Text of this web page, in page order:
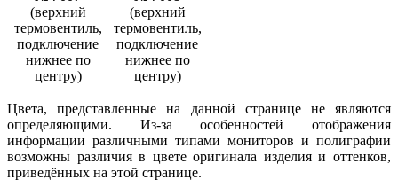
(верхний
термовентиль,
подключение
нижнее по
центру)
(верхний
термовентиль,
подключение
нижнее по
центру)
Цвета, представленные на данной странице не являются
определяющими. Из-за особенностей отображения
информации различными типами мониторов и полиграфии
возможны различия в цвете оригинала изделия и оттенков,
приведённых на этой странице.